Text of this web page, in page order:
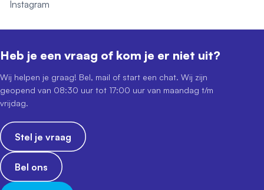
Instagram
Heb je een vraag of kom je er niet uit?
Wij helpen je graag! Bel, mail of start een chat. Wij zijn
geopend van 08:30 uur tot 17:00 uur van maandag t/m
vrijdag.
Stel je vraag
Bel ons